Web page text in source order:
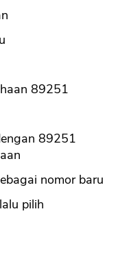
89251
89251
nomor baru
pilih